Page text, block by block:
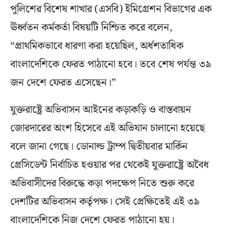
পুলিশের বিশেষ শাখার (এসবি) ইমিগ্রেশন বিভাগের এক
ঊর্ধ্বতন কর্মকর্তা বিষয়টি নিশ্চিত করে বলেন,
“প্রাথমিকভাবে ধারণা করা হয়েছিল, অর্ধশতাধিক
বাংলাদেশিকে ফেরত পাঠানো হবে। তবে শেষ পর্যন্ত ৩৯
জন দেশে ফেরত এসেছেন।”
যুক্তরাষ্ট্রে অভিবাসন আইনের কড়াকড়ি ও বাস্তবায়ন
জোরদারের অংশ হিসেবে এই অভিযান চালানো হয়েছে
বলে জানা গেছে। ডোনাল্ড ট্রাম্প দ্বিতীয়বার মার্কিন
প্রেসিডেন্ট নির্বাচিত হওয়ার পর থেকেই যুক্তরাষ্ট্রে অবৈধ
অভিবাসীদের বিরুদ্ধে কড়া পদক্ষেপ নিতে শুরু করে
দেশটির অভিবাসন কর্তৃপক্ষ। সেই প্রেক্ষিতেই এই ৩৯
বাংলাদেশিকে নিজ দেশে ফেরত পাঠানো হয়।